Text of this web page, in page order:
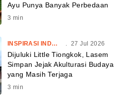
Ayu Punya Banyak Perbedaan
3 min
INSPIRASI INDONESIA . 27 Jul 2026
Dijuluki Little Tiongkok, Lasem
Simpan Jejak Akulturasi Budaya
yang Masih Terjaga
3 min